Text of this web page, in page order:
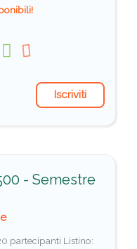
Iscriviti
- Semestre
partecipanti Listino: